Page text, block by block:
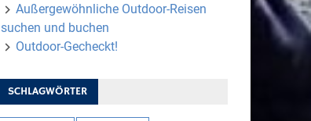
Außergewöhnliche Outdoor-Reisen
suchen und buchen
Outdoor-Gecheckt!
SCHLAGWÖRTER